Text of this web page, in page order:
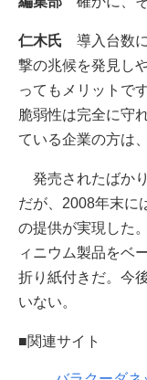
仁木氏 導入台数
撃の兆候を発見し
ってもメリットで
脆弱性は完全に守
ている企業の方は
発売されたばか
だが、2008年末に
の提供が実現した
ィニウム製品をベ
折り紙付きだ。今
いない。
■関連サイト